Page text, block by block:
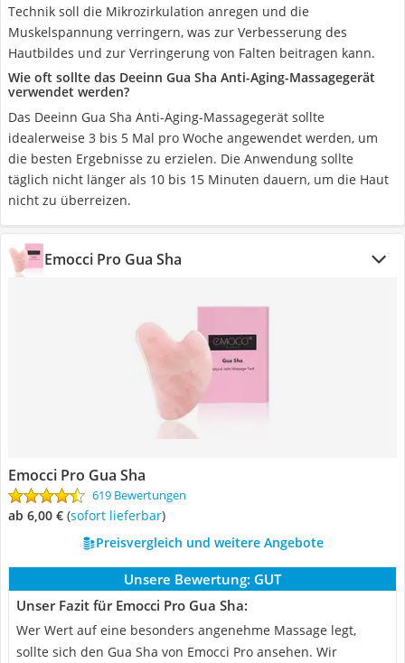
Technik soll die Mikrozirkulation anregen und die
Muskelspannung verringern, was zur Verbesserung des
Hautbildes und zur Verringerung von Falten beitragen kann.
Wie oft sollte das Deeinn Gua Sha Anti-Aging-Massagegerät
verwendet werden?
Das Deeinn Gua Sha Anti-Aging-Massagegerät sollte
idealerweise 3 bis 5 Mal pro Woche angewendet werden, um
die besten Ergebnisse zu erzielen. Die Anwendung sollte
täglich nicht länger als 10 bis 15 Minuten dauern, um die Haut
nicht zu überreizen.
Emocci Pro Gua Sha
Emocci Pro Gua Sha
619 Bewertungen
ab 6,00 € ( Sofort lieferbar)
Preisvergleich und weitere Angebote
Unsere Bewertung: GUT
Unser Fazit für Emocci Pro Gua Sha:
Wer Wert auf eine besonders angenehme Massage legt,
sollte sich den Gua Sha von Emocci Pro ansehen. Wir